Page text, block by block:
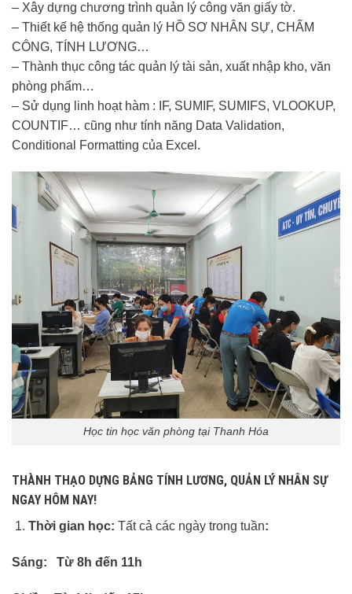
– Xây dựng chương trình quản lý công văn giấy tờ.
– Thiết kế hệ thống quản lý HỒ SƠ NHÂN SỰ, CHẤM
CÔNG, TÍNH LƯƠNG…
– Thành thục công tác quản lý tài sản, xuất nhập kho, văn
phòng phẩm…
– Sử dụng linh hoạt hàm : IF, SUMIF, SUMIFS, VLOOKUP,
COUNTIF… cũng như tính năng Data Validation,
Conditional Formatting của Excel.
Học tin học văn phòng tại Thanh Hóa
THÀNH THẠO DỰNG BẢNG TÍNH LƯƠNG, QUẢN LÝ NHÂN SỰ
NGAY HÔM NAY!
Thời gian học: Tất cả các ngày trong tuần:
Sáng: Từ 8h đến 11h